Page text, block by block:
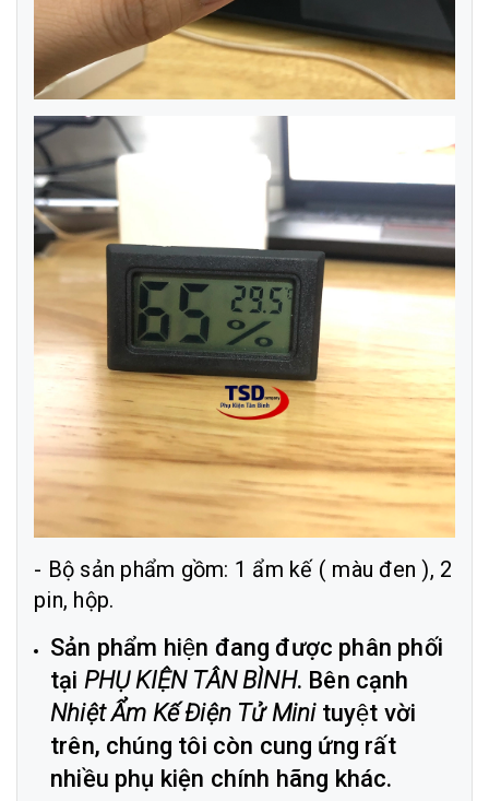
- Bộ sản phẩm gồm: 1 ẩm kế ( màu đen ), 2
pin, hộp.
Sản phẩm hiện đang được phân phối
tại PHỤ KIỆN TÂN BÌNH. Bên cạnh
Nhiệt Ẩm Kế Điện Tử Minituyệt vời
trên, chúng tôi còn cung ứng rất
nhiều phụ kiện chính hãng khác.